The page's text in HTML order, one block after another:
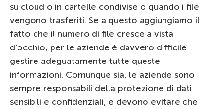
su cloud o in cartelle condivise o quando i file
vengono trasferiti. Se a questo aggiungiamo il
fatto che il numero di file cresce a vista
d’occhio, per le aziende è davvero difficile
gestire adeguatamente tutte queste
informazioni. Comunque sia, le aziende sono
sempre responsabili della protezione di dati
sensibili e confidenziali, e devono evitare che